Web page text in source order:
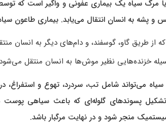
و پشه به انسان انتقال می‌یابد. بیماری طاعون
از طریق گاو، گوسفند، و دام‌های دیگر به انسان
خزنده‌هایی نظیر موش‌ها به انسان منتقل
سیاه می‌تواند شامل تب، سردرد، تهوع و
پسوندهای گلوله‌ای که باعث سیاهی پوست
منجر شود و در نهایت مرگبار باشد.